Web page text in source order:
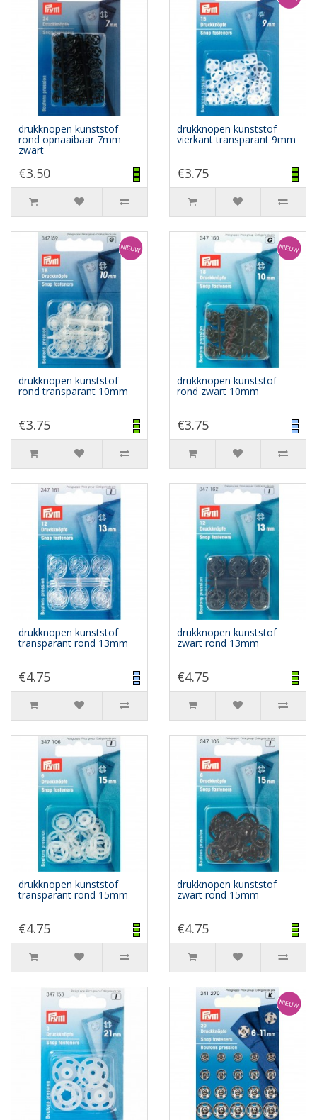
drukknopen kunststof
rond opnaaibaar 7mm
zwart
€3.50
drukknopen kunststof
vierkant transparant 9mm
€3.75
drukknopen kunststof
rond transparant 10mm
€3.75
drukknopen kunststof
rond zwart 10mm
€3.75
drukknopen kunststof
transparant rond 13mm
€4.75
drukknopen kunststof
zwart rond 13mm
€4.75
drukknopen kunststof
transparant rond 15mm
€4.75
drukknopen kunststof
zwart rond 15mm
€4.75